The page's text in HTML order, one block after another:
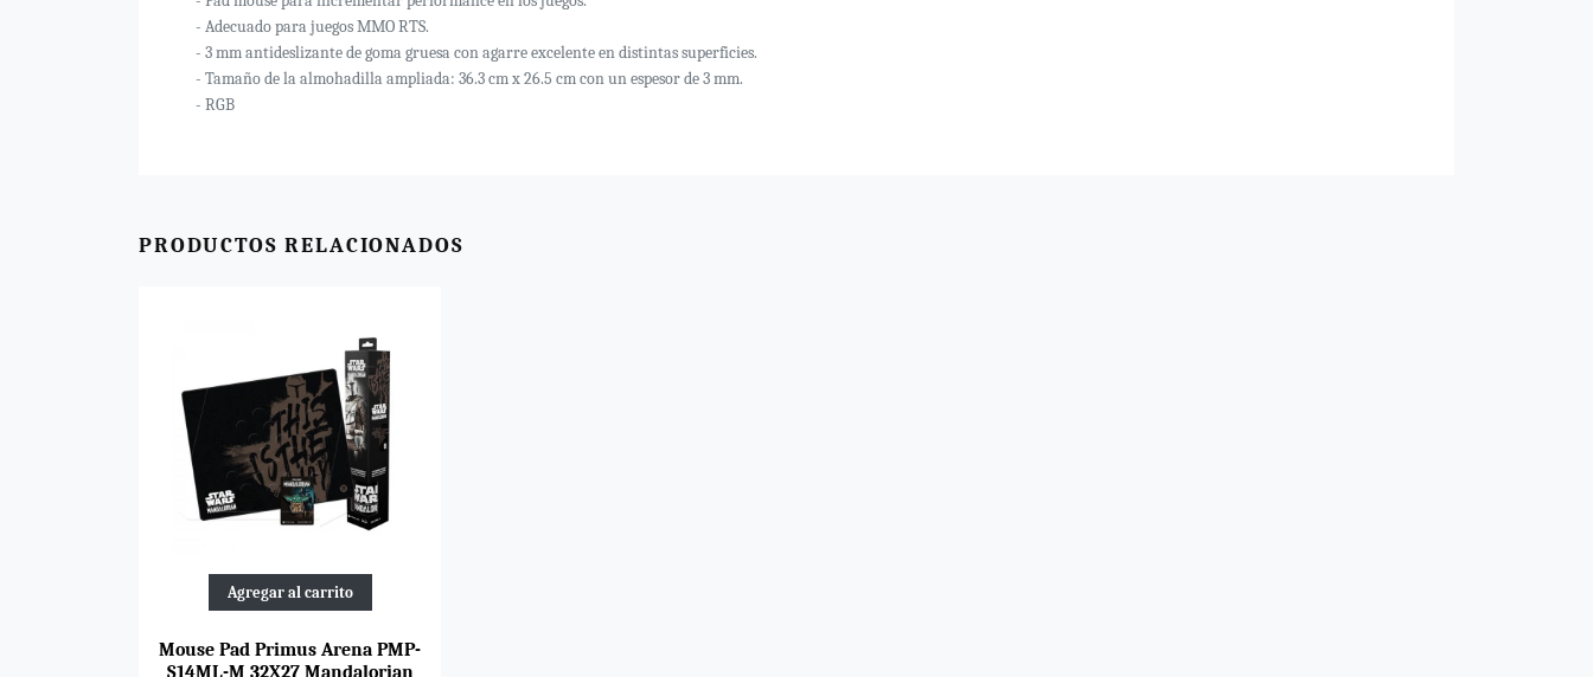
- Adecuado para juegos MMO RTS.
- 3 mm antideslizante de goma gruesa con agarre excelente en distintas superficies.
- Tamaño de la almohadilla ampliada: 36.3 cm x 26.5 cm con un espesor de 3 mm.
- RGB
PRODUCTOS RELACIONADOS
Agregar al carrito
Mouse Pad Primus Arena PMP-
S14ML-M 32X27 Mandalorian